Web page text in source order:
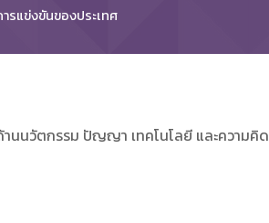
รแข่งขันของประเทศ
นวัตกรรม ปัญญา เทคโนโลยี และความคิด